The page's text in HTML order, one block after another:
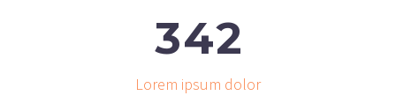
342
Lorem ipsum dolor